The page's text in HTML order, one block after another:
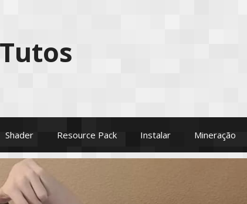
Shader Resource Pack Instalar Mineração